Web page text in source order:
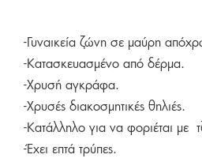
-Γυναικεία ζώνη σε μαύρη
-Κατασκευασμένο από δέρμα.
-Xρυσή αγκράφα.
-Χρυσές διακοσμητικές θηλιές.
-Κατάλληλο για να φοριέται με
-Έχει επτά τρύπες.